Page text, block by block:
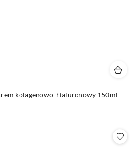
kolagenowo-hialuronowy 150ml